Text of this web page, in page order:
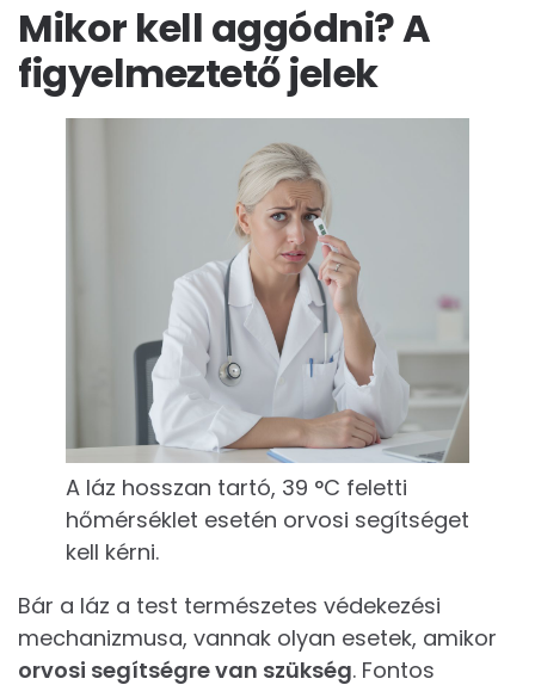
Mikor kell aggódni? A
figyelmeztető jelek
A láz hosszan tartó, 39 °C feletti
hőmérséklet esetén orvosi segítséget
kell kérni.
Bár a láz a test természetes védekezési
mechanizmusa, vannak olyan esetek, amikor
orvosi segítségre van szükség. Fontos